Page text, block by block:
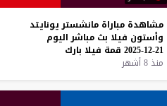
مشاهدة مباراة مانشستر يونايتد
وأستون فيلا بث مباشر اليوم
21-12-2025
قمة فيلا بارك
منذ 8 أشهر